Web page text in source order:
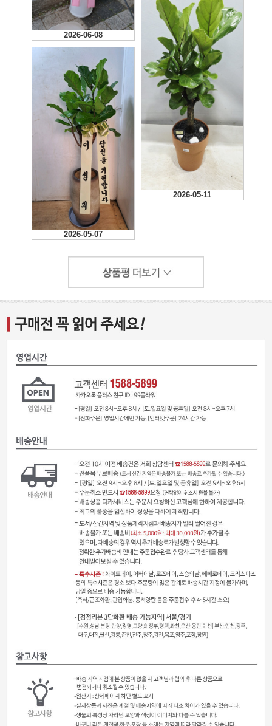
2026-06-08
2026-05-11
2026-05-07